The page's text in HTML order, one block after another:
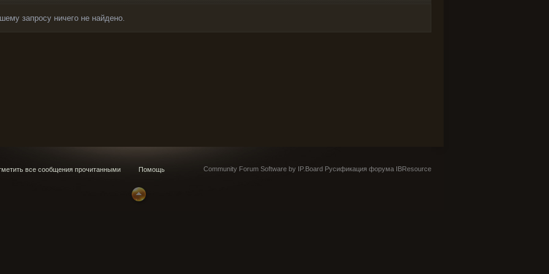
запросу ничего не найдено.
все сообщения прочитанными Помощь Community Forum Software by IP.Board Русификация форума IBResource